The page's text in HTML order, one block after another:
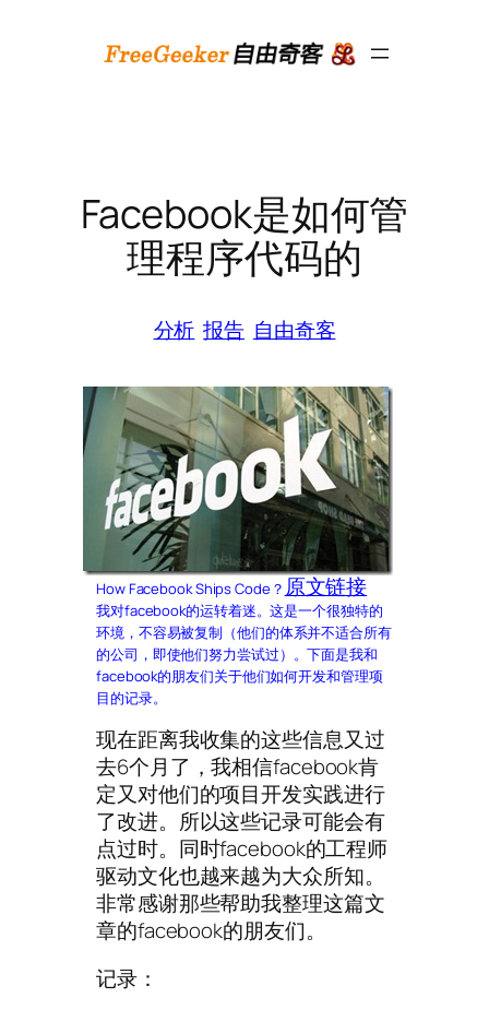
Facebook是如何管
理程序代码的
分析 报告 自由奇客
How Facebook Ships Code？ 原文链接
我对facebook的运转着迷。这是一个很独特的
环境，不容易被复制（他们的体系并不适合所有
的公司，即使他们努力尝试过）。下面是我和
facebook的朋友们关于他们如何开发和管理项
目的记录。
现在距离我收集的这些信息又过
去6个月了，我相信facebook肯
定又对他们的项目开发实践进行
了改进。所以这些记录可能会有
点过时。同时facebook的工程师
驱动文化也越来越为大众所知。
非常感谢那些帮助我整理这篇文
章的facebook的朋友们。
记录：